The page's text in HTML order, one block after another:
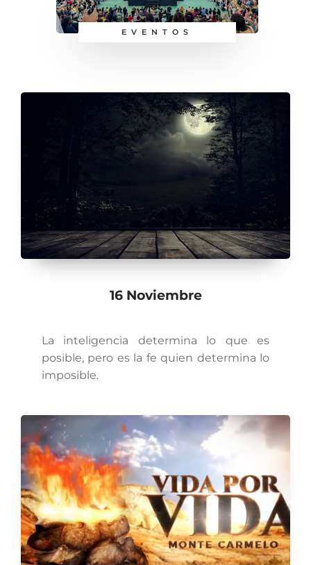
EVENTOS
16 Noviembre
La inteligencia determina lo que es
posible, pero es la fe quien determina lo
imposible.